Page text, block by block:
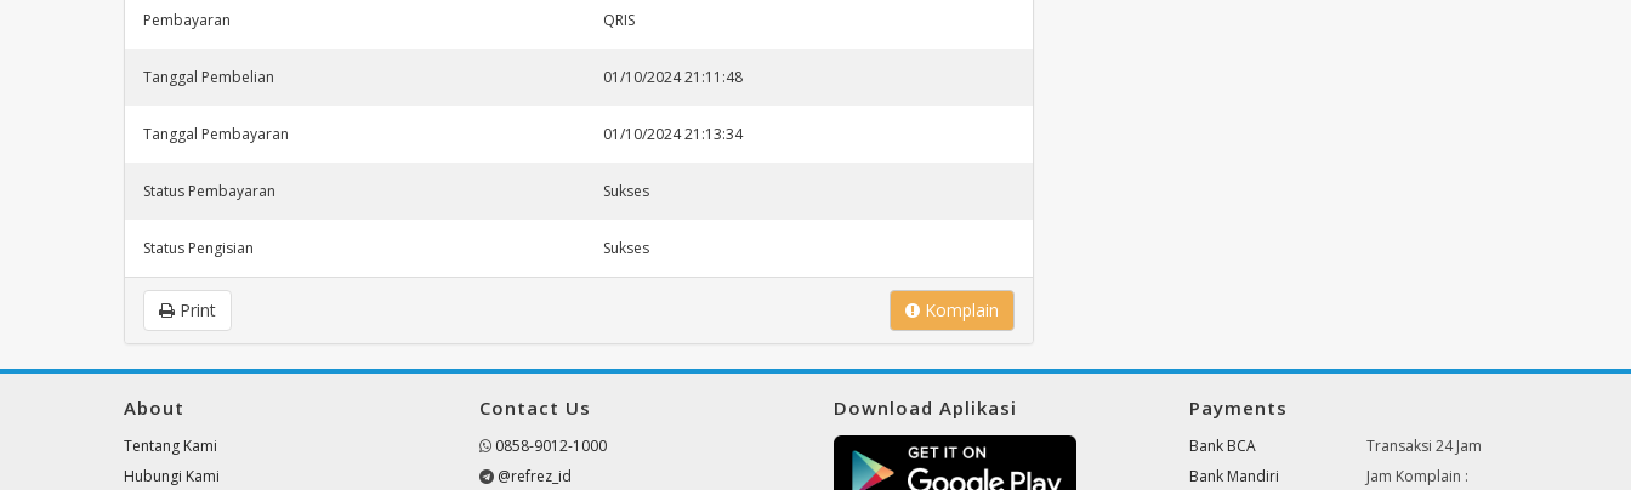
Pembayaran QRIS
Tanggal Pembelian 01/10/2024 21:11:48
Tanggal Pembayaran 01/10/2024 21:13:34
Status Pembayaran Sukses
Status Pengisian Sukses
Komplain
Print
About
Tentang Kami
Hubungi Kami
Contact Us
0858-9012-1000
@refrez_id
Download Aplikasi Payments
Bank BCA
Bank Mandiri
Transaksi 24 Jam
Jam Komplain :